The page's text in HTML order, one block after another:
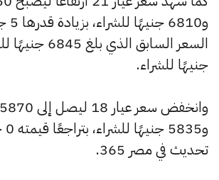
جنيهًا للشراء.
تحديث في مصر 365.